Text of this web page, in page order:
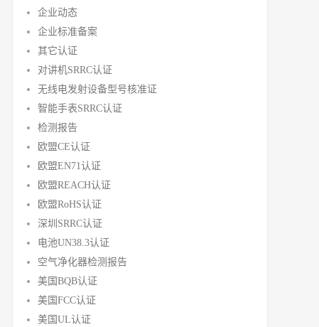
企业动态
企业标准备案
其它认证
对讲机SRRC认证
无线电发射设备型号核准证
智能手表SRRC认证
检测报告
欧盟CE认证
欧盟EN71认证
欧盟REACH认证
欧盟RoHS认证
深圳SRRC认证
电池UN38.3认证
空气净化器检测报告
美国BQB认证
美国FCC认证
美国UL认证